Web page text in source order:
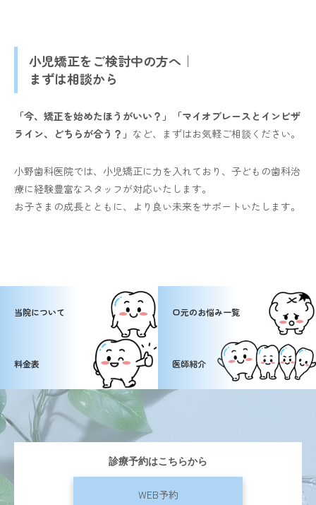
小児矯正をご検討中の方へ｜
まずは相談から
「今、矯正を始めたほうがいい？」「マイオブレースとインビザ
ライン、どちらが合う？」 など、まずはお気軽ご相談ください。
小野歯科医院では、小児矯正に力を入れており、子どもの歯科治
療に経験豊富なスタッフが対応いたします。
お子さまの成長とともに、より良い未来をサポートいたします。
当院について 口元のお悩み一覧
料金表 医師紹介
診療予約はこちらから
WEB予約